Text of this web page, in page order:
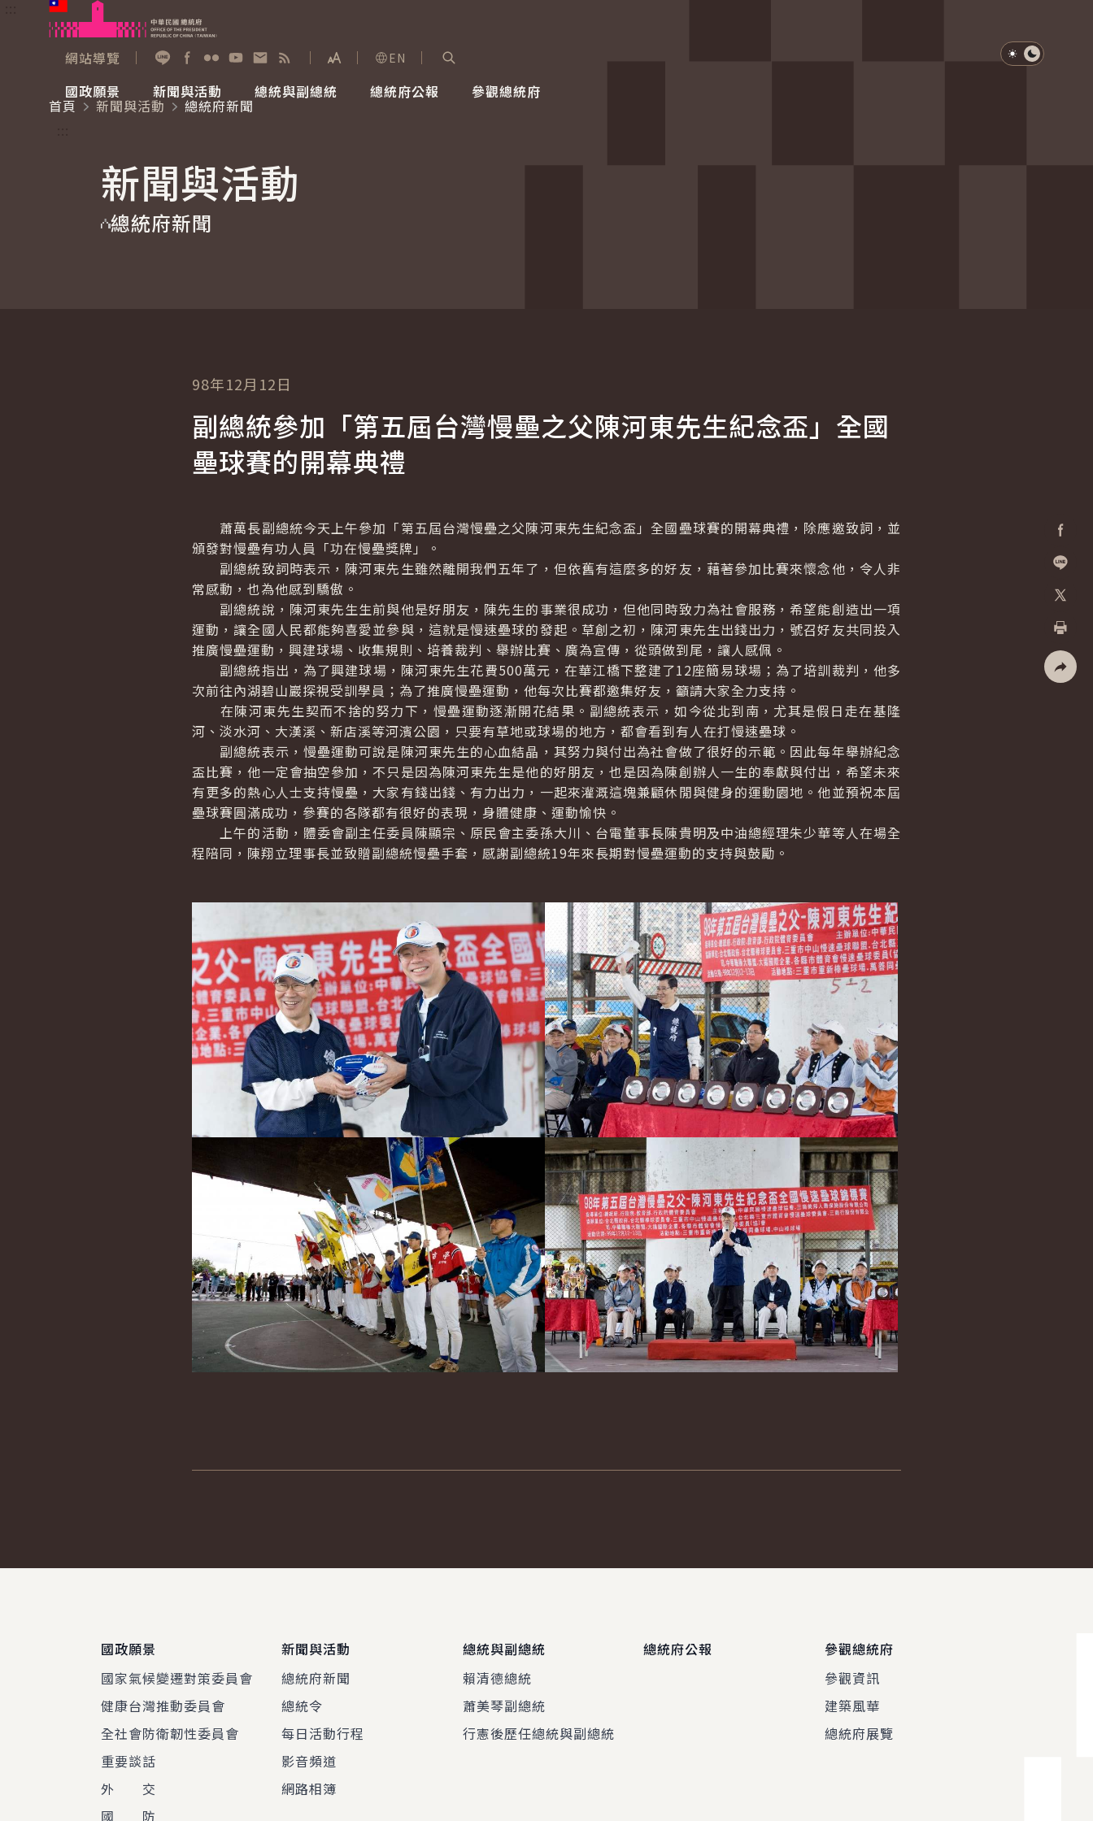
跳到主要內容
網站導覽
展開字級選單
EN
國政願景
國家氣候變遷對策委員會
重要談話
新聞與活動
總統府新聞
影音頻道
總統與副總統
賴清德總統
總統府公報 參觀總統府
參觀資訊
淺色模式
深色模式
首頁
新聞與活動
總統府新聞
新聞與活動
總統府新聞
加入好
列印
98年12月12日
副總統參加「第五屆台灣慢壘之父陳河東先生紀念盃」全國
壘球賽的開幕典禮
蕭萬長副總統今天上午參加「第五屆台灣慢壘之父陳河東先生紀念盃」全國壘球賽的開幕典禮，除應邀致詞，並
頒發對慢壘有功人員「功在慢壘獎牌」。
副總統致詞時表示，陳河東先生雖然離開我們五年了，但依舊有這麼多的好友，藉著參加比賽來懷念他，令人非
常感動，也為他感到驕傲。
副總統說，陳河東先生生前與他是好朋友，陳先生的事業很成功，但他同時致力為社會服務，希望能創造出一項
運動，讓全國人民都能夠喜愛並參與，這就是慢速壘球的發起。草創之初，陳河東先生出錢出力，號召好友共同投入
推廣慢壘運動，興建球場、收集規則、培養裁判、舉辦比賽、廣為宣傳，從頭做到尾，讓人感佩。
副總統指出，為了興建球場，陳河東先生花費500萬元，在華江橋下整建了12座簡易球場；為了培訓裁判，他多
次前往內湖碧山巖探視受訓學員；為了推廣慢壘運動，他每次比賽都邀集好友，籲請大家全力支持。
在陳河東先生契而不捨的努力下，慢壘運動逐漸開花結果。副總統表示，如今從北到南，尤其是假日走在基隆
河、淡水河、大漢溪、新店溪等河濱公園，只要有草地或球場的地方，都會看到有人在打慢速壘球。
副總統表示，慢壘運動可說是陳河東先生的心血結晶，其努力與付出為社會做了很好的示範。因此每年舉辦紀念
盃比賽，他一定會抽空參加，不只是因為陳河東先生是他的好朋友，也是因為陳創辦人一生的奉獻與付出，希望未來
有更多的熱心人士支持慢壘，大家有錢出錢、有力出力，一起來灌溉這塊兼顧休閒與健身的運動園地。他並預祝本屆
壘球賽圓滿成功，參賽的各隊都有很好的表現，身體健康、運動愉快。
上午的活動，體委會副主任委員陳顯宗、原民會主委孫大川、台電董事長陳貴明及中油總經理朱少華等人在場全
程陪同，陳翔立理事長並致贈副總統慢壘手套，感謝副總統19年來長期對慢壘運動的支持與鼓勵。
國政願景
國家氣候變遷對策委員會
健康台灣推動委員會
全社會防衛韌性委員會
重要談話
外 交
國 防
新聞與活動
總統府新聞
總統令
每日活動行程
影音頻道
網路相簿
總統與副總統
賴清德總統
蕭美琴副總統
行憲後歷任總統與副總統
總統府公報
參觀總統府
參觀資訊
建築風華
總統府展覽